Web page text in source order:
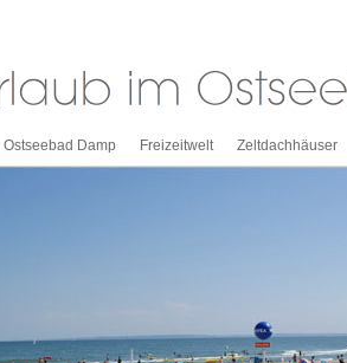
Ostseebad Damp Freizeitwelt Zeltdachhäuser